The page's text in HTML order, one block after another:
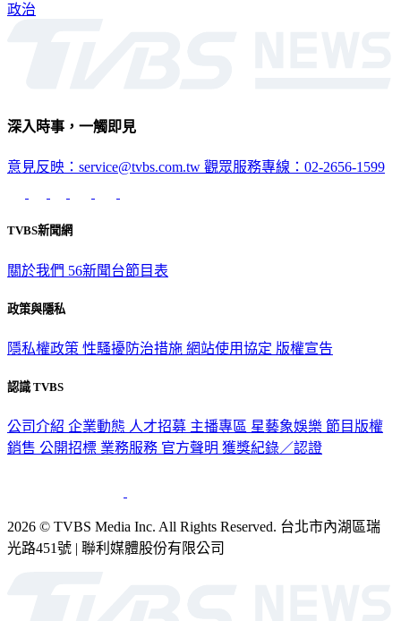
政治
深入時事，一觸即見
意見反映：service@tvbs.com.tw 觀眾服務專線：02-2656-1599
TVBS新聞網
關於我們 56新聞台節目表
政策與隱私
隱私權政策 性騷擾防治措施 網站使用協定 版權宣告
認識 TVBS
公司介紹 企業動態 人才招募 主播專區 星藝象娛樂 節目版權
銷售 公開招標 業務服務 官方聲明 獲獎紀錄／認證
2026 © TVBS Media Inc. All Rights Reserved. 台北市內湖區瑞
光路451號 | 聯利媒體股份有限公司